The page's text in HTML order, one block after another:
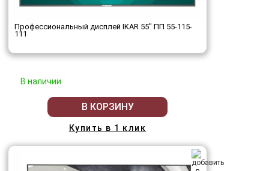
Профессиональный дисплей IKAR 55" ПП 55-115-
111
В наличии
В КОРЗИНУ
Купить в 1 клик